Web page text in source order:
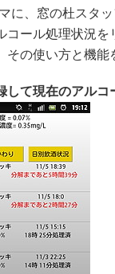
マに、窓の杜スタ
コール処理状況
その使い方と機能
して現在のアル